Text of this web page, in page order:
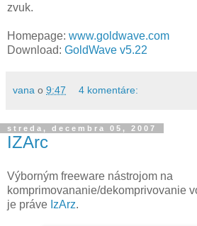
zvuk.
Homepage: www.goldwave.com
Download: GoldWave v5.22
vana o 9:47 4 komentáre:
streda, decembra 05, 2007
IZArc
Výborným freeware nástrojom na
komprimovananie/dekomprivovanie
je práve IzArz.